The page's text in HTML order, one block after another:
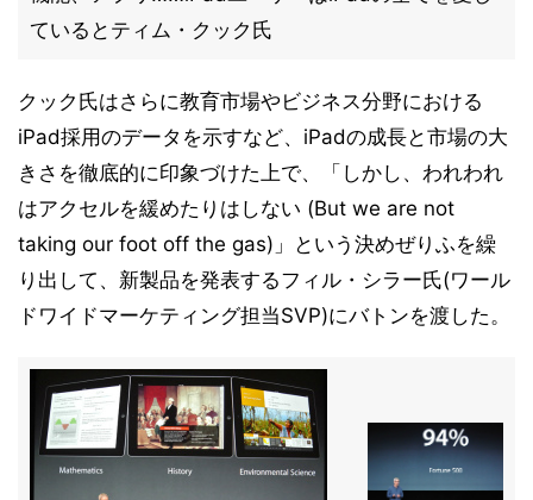
ているとティム・クック氏
クック氏はさらに教育市場やビジネス分野における
iPad採用のデータを示すなど、iPadの成長と市場の大
きさを徹底的に印象づけた上で、「しかし、われわれ
はアクセルを緩めたりはしない (But we are not
taking our foot off the gas)」という決めぜりふを繰
り出して、新製品を発表するフィル・シラー氏(ワール
ドワイドマーケティング担当SVP)にバトンを渡した。